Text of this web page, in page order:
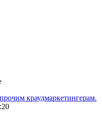
краудмаркетингерам.